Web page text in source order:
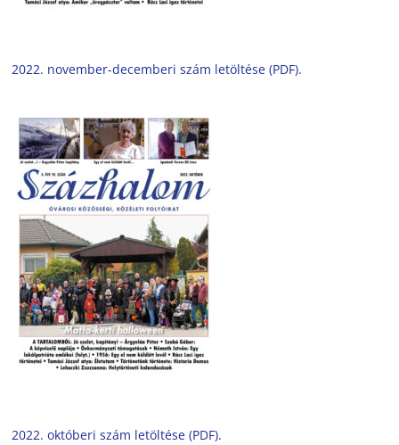
2022. november-decemberi szám letöltése (PDF).
2022. októberi szám letöltése (PDF).